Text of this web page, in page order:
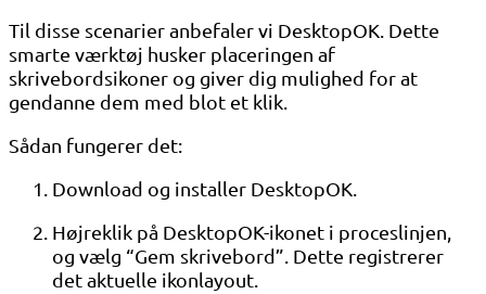
Til disse scenarier anbefaler vi DesktopOK. Dette
smarte værktøj husker placeringen af ​​
skrivebordsikoner og giver dig mulighed for at
gendanne dem med blot et klik.
Sådan fungerer det:
Download og installer DesktopOK.
Højreklik på DesktopOK-ikonet i proceslinjen,
og vælg “Gem skrivebord”. Dette registrerer
det aktuelle ikonlayout.